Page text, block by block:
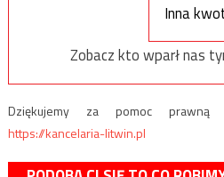
Inna
Zobacz kto wparł nas
Dziękujemy za pomoc prawną
https://kancelaria-litwin.pl